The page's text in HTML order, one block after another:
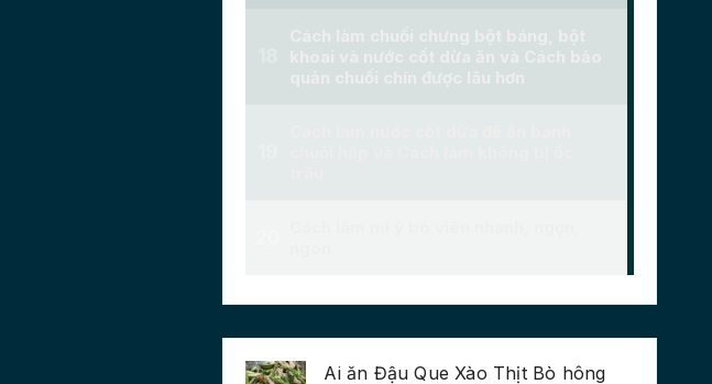
Ai ăn Đậu Que Xào Thịt Bò hông